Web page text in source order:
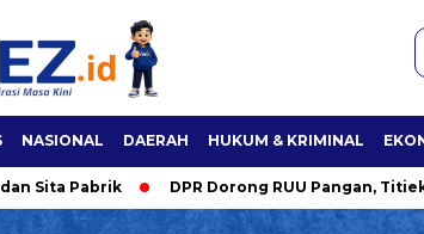
NASIONAL DAERAH HUKUM & KRIMINAL
DPR Dorong RUU Pangan, Titiek